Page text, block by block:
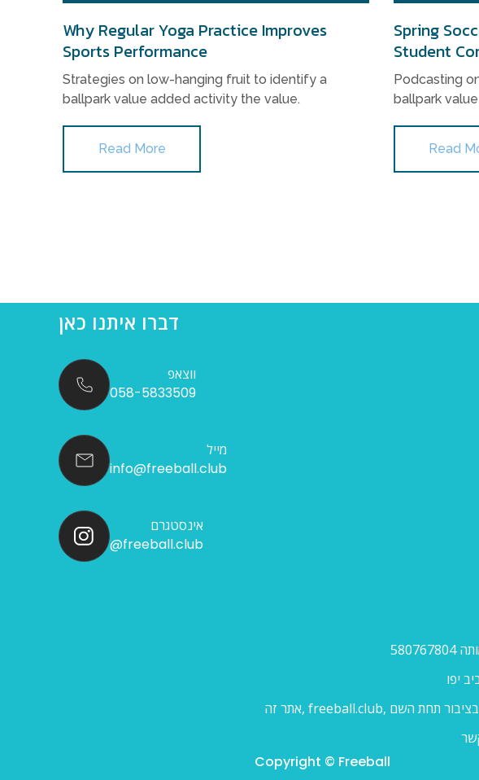
Why Regular Yoga Practice Improves
Sports Performance
Strategies on low-hanging fruit to identify a
ballpark value added activity the value.
Read More
Spring
Student
Podcasting
ballpark
Read
דברו איתנו כאן
ווצאפ
058-5833509
מייל
info@freeball.club
אינסטגרם
@freeball.club
Copyright © Freeball